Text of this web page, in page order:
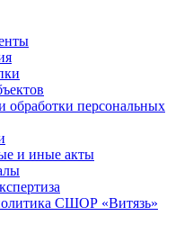
персональных
и иные акты
СШОР «Витязь»